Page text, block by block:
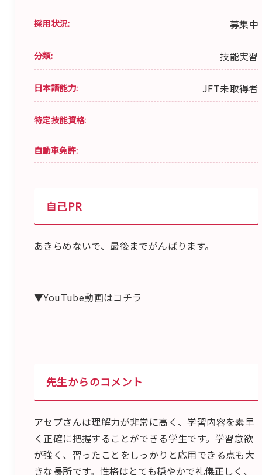
採用状況: 募集中
分類: 技能実習
日本語能力: JFT未取得者
特定技能資格:
自動車免許:
自己PR
あきらめないで、最後までがんばります。
▼YouTube動画はコチラ
先生からのコメント
アセプさんは理解力が非常に高く、学習内容を素早
く正確に把握することができる学生です。学習意欲
が強く、習ったことをしっかりと応用できる点も大
きな長所です。性格はとても穏やかで礼儀正しく、